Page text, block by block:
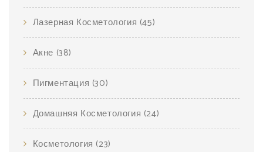
Лазерная Косметология (45)
Акне (38)
Пигментация (30)
Домашняя Косметология (24)
Косметология (23)